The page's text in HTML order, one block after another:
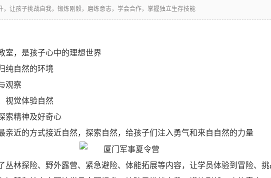
，让孩子挑战自我，锻炼刚毅，磨练意志，学会合作，掌握独立生存技能
室，是孩子心中的理想世界
纯自然的环境
观察
视觉体验自然
索精神及好奇心
亲近的方式接近自然，探索自然，给孩子们注入勇气和来自自然的力量
丛林探险、野外露营、紧急避险、体能拓展等内容，让学员体验到冒险、挑